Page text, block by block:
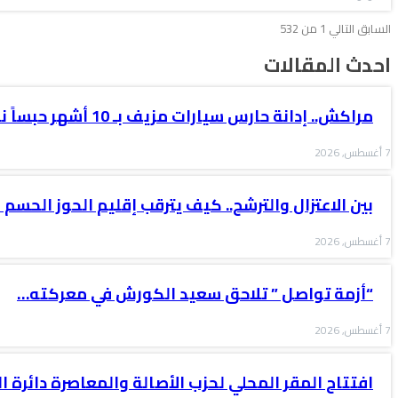
السابق التالي 1 من 532
احدث المقالات
مراكش.. إدانة حارس سيارات مزيف بـ 10 أشهر حبساً نافذاً
7 أغسطس, 2026
بين الاعتزال والترشح.. كيف يترقب إقليم الحوز
7 أغسطس, 2026
“أزمة تواصل ” تلاحق سعيد الكورش في معركته…
7 أغسطس, 2026
افتتاح المقر المحلي لحزب الأصالة والمعاصرة دائرة